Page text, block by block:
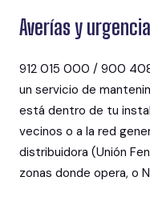
Averías y
912 015 000 / 900
un servicio de
está dentro de tu
vecinos o a la red
distribuidora (Unión
zonas donde opera, o